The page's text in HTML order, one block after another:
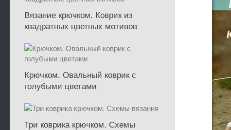
Вязание крючком. Коврик из
квадратных цветных мотивов
Крючком. Овальный коврик с
голубыми цветами
Три коврика крючком. Схемы